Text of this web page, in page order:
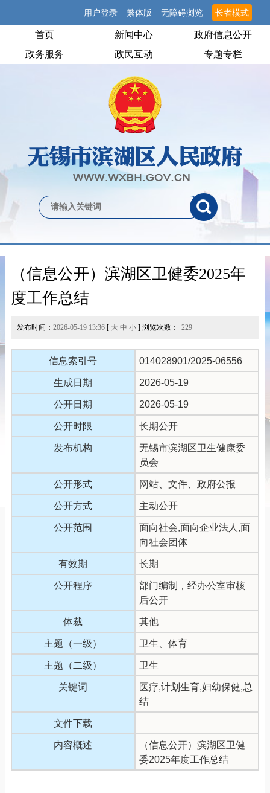
用户登录 繁体版 无障碍浏览 长者模式
首页 新闻中心
政府信息公开
政务服务
政民互动 专题专栏
（信息公开）滨湖区卫健委2025年
度工作总结
发布时间： 2026-05-19 13:36[ 大 中 小] 浏览次数： 229
信息索引号 014028901/2025-06556
生成日期 2026-05-19
公开日期 2026-05-19
公开时限 长期公开
发布机构
无锡市滨湖区卫生健康委
员会
公开形式 网站、文件、政府公报
公开方式 主动公开
公开范围
面向社会,面向企业法人,面
向社会团体
有效期 长期
公开程序
部门编制，经办公室审核
后公开
体裁 其他
主题（一级） 卫生、体育
主题（二级） 卫生
关键词
医疗,计划生育,妇幼保健,总
结
文件下载
内容概述
（信息公开）滨湖区卫健
委2025年度工作总结